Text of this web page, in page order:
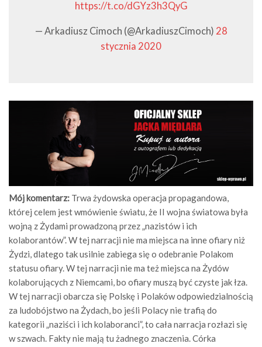
https://t.co/dGYz3h3QyG
— Arkadiusz Cimoch (@ArkadiuszCimoch) 28
stycznia 2020
Mój komentarz: Trwa żydowska operacja propagandowa,
której celem jest wmówienie światu, że II wojna światowa była
wojną z Żydami prowadzoną przez „nazistów i ich
kolaborantów”. W tej narracji nie ma miejsca na inne ofiary niż
Żydzi, dlatego tak usilnie zabiega się o odebranie Polakom
statusu ofiary. W tej narracji nie ma też miejsca na Żydów
kolaborujących z Niemcami, bo ofiary muszą być czyste jak łza.
W tej narracji obarcza się Polskę i Polaków odpowiedzialnością
za ludobójstwo na Żydach, bo jeśli Polacy nie trafią do
kategorii „naziści i ich kolaboranci”, to cała narracja rozłazi się
w szwach. Fakty nie mają tu żadnego znaczenia. Córka